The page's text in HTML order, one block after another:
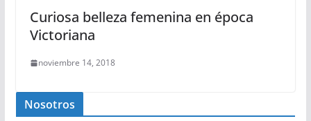
Curiosa belleza femenina en época
Victoriana
noviembre 14, 2018
Nosotros